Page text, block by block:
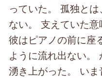
っていた。 孤独と
ない。 支えていた意
彼はピアノの前に座
ように流れ出ない。
湧き上がった。 いま